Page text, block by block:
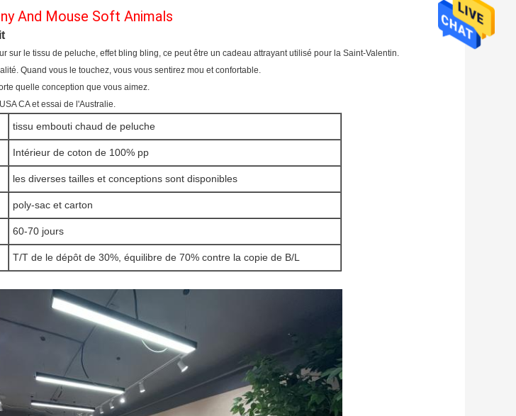
And Mouse Soft Animals
sur le tissu de peluche, effet bling bling, ce peut être un cadeau attrayant utilisé pour la Saint-Valentin.
Quand vous le touchez, vous vous sentirez mou et confortable.
quelle conception que vous aimez.
CA et essai de l'Australie.
tissu embouti chaud de peluche
Intérieur de coton de 100% pp
les diverses tailles et conceptions sont disponibles
poly-sac et carton
60-70 jours
T/T de le dépôt de 30%, équilibre de 70% contre la copie de B/L